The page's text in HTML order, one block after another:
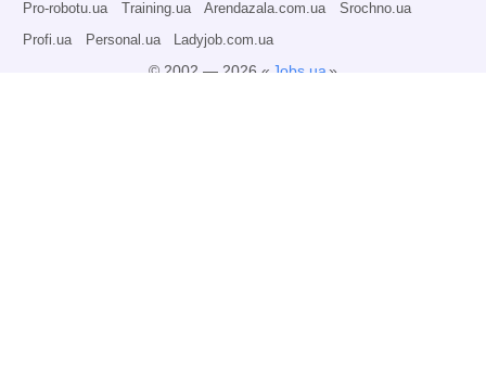
Pro-robotu.ua Training.ua Arendazala.com.ua Srochno.ua
Profi.ua Personal.ua Ladyjob.com.ua
© 2002 — 2026 « Jobs.ua»